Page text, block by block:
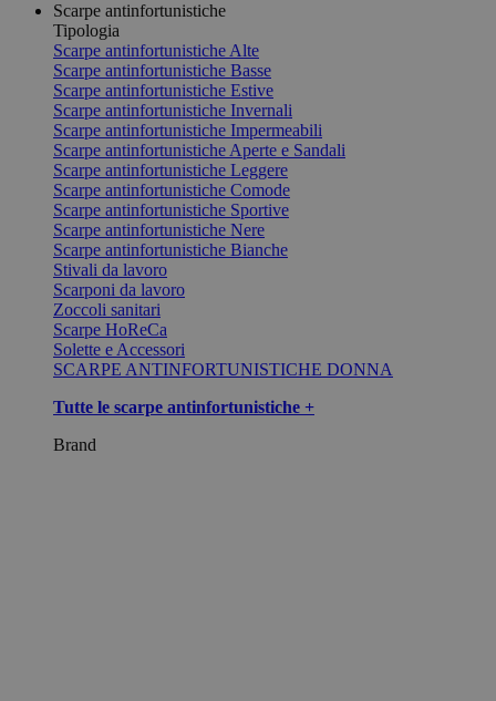
Scarpe antinfortunistiche
Tipologia
Scarpe antinfortunistiche Alte
Scarpe antinfortunistiche Basse
Scarpe antinfortunistiche Estive
Scarpe antinfortunistiche Invernali
Scarpe antinfortunistiche Impermeabili
Scarpe antinfortunistiche Aperte e Sandali
Scarpe antinfortunistiche Leggere
Scarpe antinfortunistiche Comode
Scarpe antinfortunistiche Sportive
Scarpe antinfortunistiche Nere
Scarpe antinfortunistiche Bianche
Stivali da lavoro
Scarponi da lavoro
Zoccoli sanitari
Scarpe HoReCa
Solette e Accessori
SCARPE ANTINFORTUNISTICHE DONNA
Tutte le scarpe antinfortunistiche +
Brand